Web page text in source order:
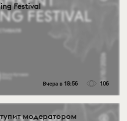
Festival
Вчера в 18:56 106
модератором